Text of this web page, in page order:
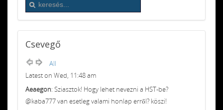
Csevegő
All
Latest on Wed, 11:48 am
Aeaegon: Sziasztok! Hogy lehet nevezni a HST-be?
@kaba777 van esetleg valami honlap erről? köszi!